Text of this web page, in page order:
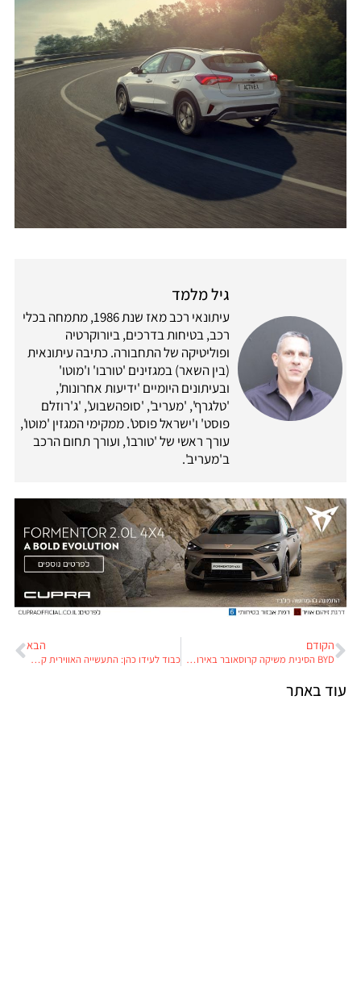
גיל מלמד
עיתונאי רכב מאז שנת 1986, מתמחה בכלי
רכב, בטיחות בדרכים, ביורוקרטיה
ופוליטיקה של התחבורה. כתיבה עיתונאית
(בין השאר) במגזינים 'טורבו' ו'מוטו'
ובעיתונים היומיים 'ידיעות אחרונות',
'טלגרף', 'מעריב', 'סופהשבוע', 'ג'רוזלם
פוסט' ו'ישראל פוסט'. ממקימי המגזין 'מוטו',
עורך ראשי של 'טורבו', ועורך תחום הרכב
ב'מעריב'.
הקודם
BYD הסינית משיקה קרוסאובר באירופה, ובדרך לישראל
הבא
כבוד לעידו כהן: התעשייה האווירית קנתה את 'זיבאר'
עוד באתר